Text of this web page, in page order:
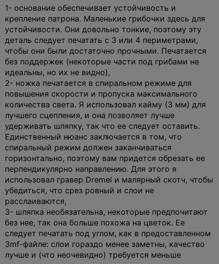
1- основание обеспечивает устойчивость и
крепление патрона. Маленькие грибочки здесь для
устойчивости. Они довольно тонкие, поэтому эту
деталь следует печатать с 3 или 4 периметрами,
чтобы они были достаточно прочными. Печатается
без поддержек (некоторые части под грибами не
идеальны, но их не видно),
2- ножка печатается в спиральном режиме для
повышения скорости и пропуска максимального
количества света. Я использовал кайму (3 мм) для
лучшего сцепления, и она позволяет лучше
удерживать шляпку, так что ее следует оставить.
Единственный нюанс заключается в том, что
спиральный режим должен заканчиваться
горизонтально, поэтому вам придется обрезать ее
перпендикулярно направлению. Для этого я
использовал гравер Dremel и малярный скотч, чтобы
убедиться, что срез ровный и слои не
расслаиваются,
3- шляпка необязательна, некоторые предпочитают
без нее, так она больше похожа на цветок. Ее
следует печатать под углом, как в предоставленном
3mf-файле: слои гораздо менее заметны, качество
лучше и (что неочевидно) требуется меньше